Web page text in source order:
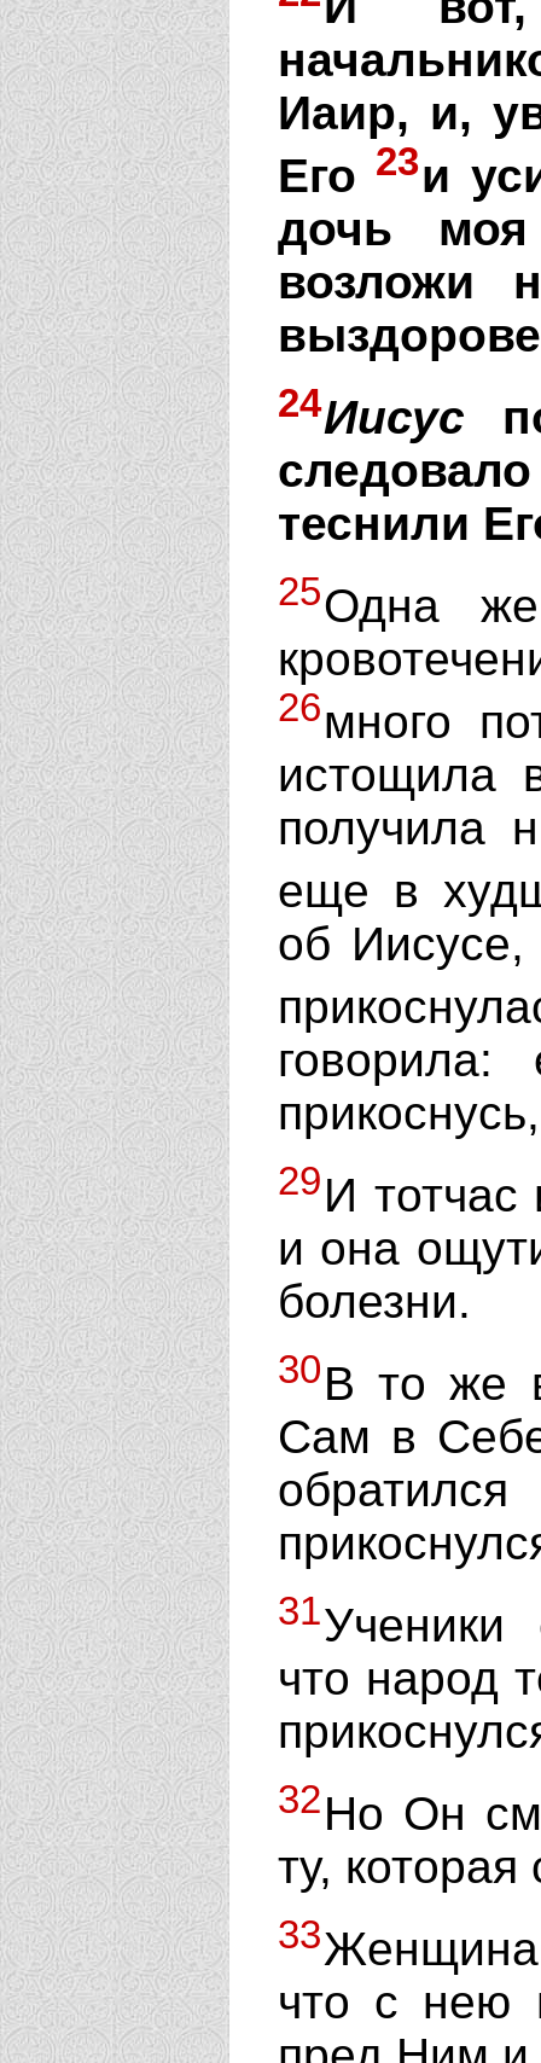
Иаир, и,
Его 23и
дочь
возложи
24Иисус
теснили
25Одна
26много
истощила
получила
еще в
об
29И тотчас
и она
болезни.
30В то же
Сам в
31
что народ
32Но Он
ту,
33Женщина
что с нею